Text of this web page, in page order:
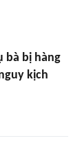
bà bị hàng
kịch